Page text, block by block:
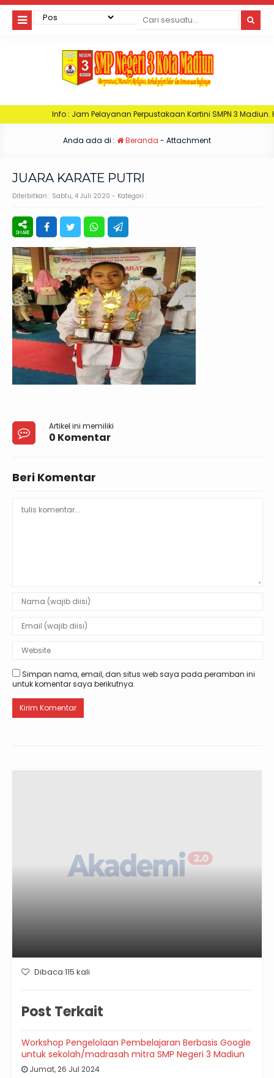
: Jam Pelayanan Perpustakaan Kartini SMPN 3 Madiun. Hari Senin :
Anda ada di : Beranda - Attachment
JUARA KARATE PUTRI
Diterbitkan : Sabtu, 4 Juli 2020 - Kategori :
Artikel ini memiliki
0 Komentar
Beri Komentar
Simpan nama, email, dan situs web saya pada peramban ini
untuk komentar saya berikutnya.
Dibaca 115 kali
Post Terkait
Workshop Pengelolaan Pembelajaran Berbasis Google
untuk sekolah/madrasah mitra SMP Negeri 3 Madiun
Jumat, 26 Jul 2024